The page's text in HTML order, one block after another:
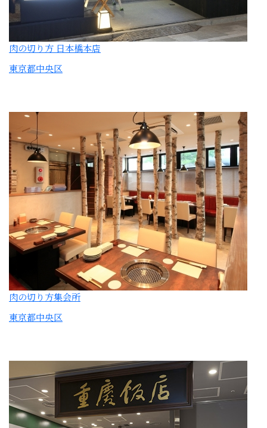
肉の切り方集会所
東京都中央区